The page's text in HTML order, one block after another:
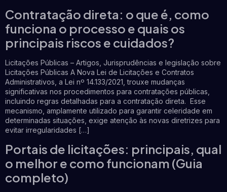
Contratação direta: o que é, como
funciona o processo e quais os
principais riscos e cuidados?
Licitações Públicas – Artigos, Jurisprudências e legislação sobre
Licitações Públicas A Nova Lei de Licitações e Contratos
Administrativos, a Lei nº 14.133/2021, trouxe mudanças
significativas nos procedimentos para contratações públicas,
incluindo regras detalhadas para a contratação direta. Esse
mecanismo, amplamente utilizado para garantir celeridade em
determinadas situações, exige atenção às novas diretrizes para
evitar irregularidades […]
Portais de licitações: principais, qual
o melhor e como funcionam (Guia
completo)